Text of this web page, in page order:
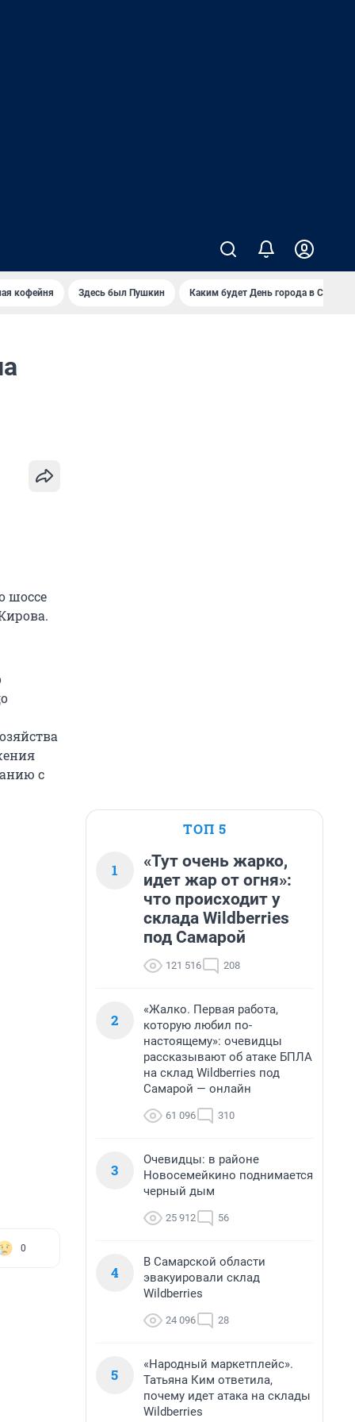
кофейня Здесь был Пушкин Каким будет День города в Самаре
шоссе
с
0
ТОП 5
1
«Тут очень жарко,
идет жар от огня»:
что происходит у
склада Wildberries
под Самарой
121 516 208
2
«Жалко. Первая работа,
которую любил по-
настоящему»: очевидцы
рассказывают об атаке БПЛА
на склад Wildberries под
Самарой — онлайн
61 096 310
3
Очевидцы: в районе
Новосемейкино поднимается
черный дым
25 912 56
4
В Самарской области
эвакуировали склад
Wildberries
24 096 28
5
«Народный маркетплейс».
Татьяна Ким ответила,
почему идет атака на склады
Wildberries